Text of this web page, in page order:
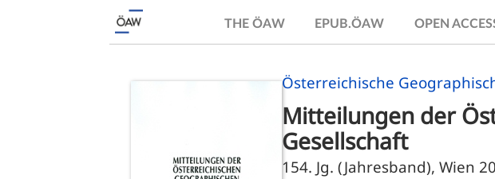
THE ÖAW EPUB.ÖAW OPEN
Österreichische
Mitteilungen der
Gesellschaft
154. Jg. (Jahresband), Wien